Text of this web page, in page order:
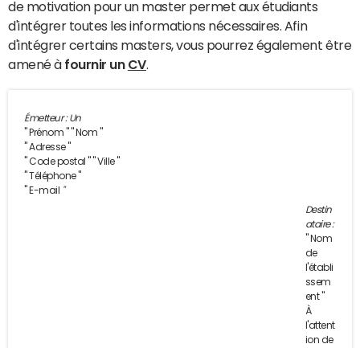
de motivation pour un master permet aux étudiants
d'intégrer toutes les informations nécessaires. Afin
d'intégrer certains masters, vous pourrez également être
amené à fournir un CV.
Émetteur : Un
" Prénom " " Nom "
" Adresse "
" Code postal " " Ville "
" Téléphone "
" E-mail
"
Destin
ataire :
" Nom
de
l'établi
ssem
ent "
À
l'attent
ion de